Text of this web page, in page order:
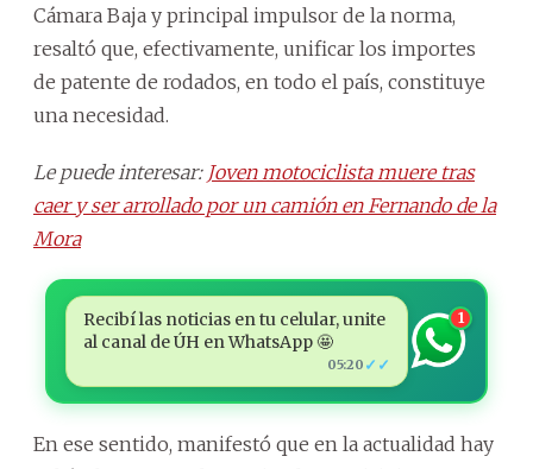
Cámara Baja y principal impulsor de la norma,
resaltó que, efectivamente, unificar los importes
de patente de rodados, en todo el país, constituye
una necesidad.
Le puede interesar: Joven motociclista muere tras
caer y ser arrollado por un camión en Fernando de la
Mora
Recibí las noticias en tu celular, unite
al canal de ÚH en WhatsApp 🤩
05:20 ✓✓
1
En ese sentido, manifestó que en la actualidad hay